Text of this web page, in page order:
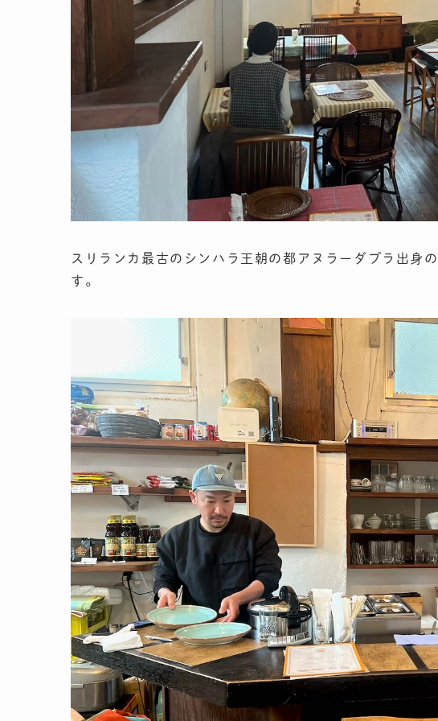
スリランカ最古のシンハラ王朝の都アヌラーダプラ出身
す。